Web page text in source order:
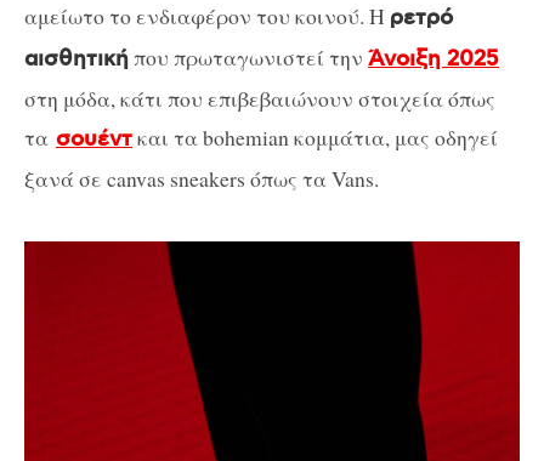
αμείωτο το ενδιαφέρον του κοινού. Η ρετρό
αισθητικήπου πρωταγωνιστεί την Άνοιξη 2025
στη μόδα, κάτι που επιβεβαιώνουν στοιχεία όπως
τα σουέντκαι τα bohemian κομμάτια, μας οδηγεί
ξανά σε canvas sneakers όπως τα Vans.